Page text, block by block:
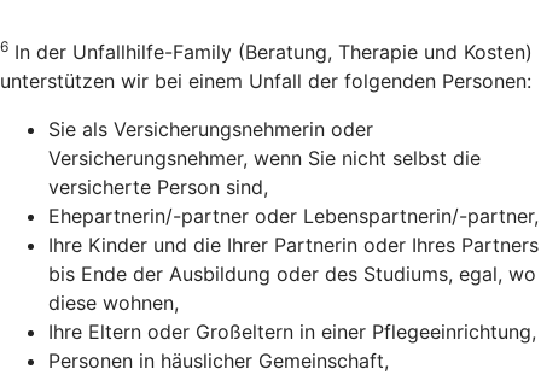
6 In der Unfallhilfe-Family (Beratung, Therapie und Kosten)
unterstützen wir bei einem Unfall der folgenden Personen:
Sie als Versicherungsnehmerin oder
Versicherungsnehmer, wenn Sie nicht selbst die
versicherte Person sind,
Ehepartnerin/-partner oder Lebenspartnerin/-partner,
Ihre Kinder und die Ihrer Partnerin oder Ihres Partners
bis Ende der Ausbildung oder des Studiums, egal, wo
diese wohnen,
Ihre Eltern oder Großeltern in einer Pflegeeinrichtung,
Personen in häuslicher Gemeinschaft,